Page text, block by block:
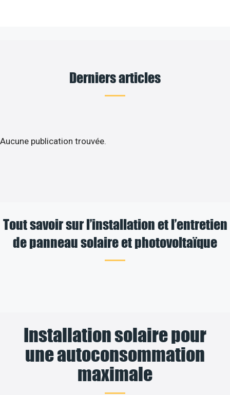
Derniers articles
Aucune publication trouvée.
Tout savoir sur l’installation et l’entretien
de panneau solaire et photovoltaïque
Installation solaire pour
une autoconsommation
maximale